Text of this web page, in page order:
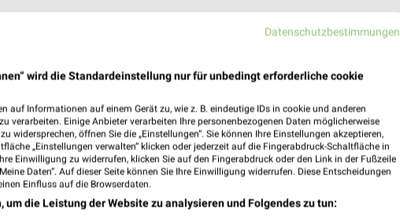
Datenschutzbestimmungen
wird die Standardeinstellung nur für unbedingt erforderliche cookie
auf Informationen auf einem Gerät zu, wie z. B. eindeutige IDs in cookie und anderen
verarbeiten. Einige Anbieter verarbeiten Ihre personenbezogenen Daten möglicherweise
widersprechen, öffnen Sie die „Einstellungen“. Sie können Ihre Einstellungen akzeptieren,
„Einstellungen verwalten“ klicken oder jederzeit auf die Fingerabdruck-Schaltfläche in
Einwilligung zu widerrufen, klicken Sie auf den Fingerabdruck oder den Link in der Fußzeile
Daten“. Auf dieser Seite können Sie Ihre Einwilligung widerrufen. Diese Entscheidungen
Einfluss auf die Browserdaten.
die Leistung der Website zu analysieren und Folgendes zu tun: